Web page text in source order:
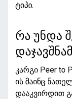
ტიპი.
რა უნდა
კარგი Peer to
ის მაინც
დააკვირდით